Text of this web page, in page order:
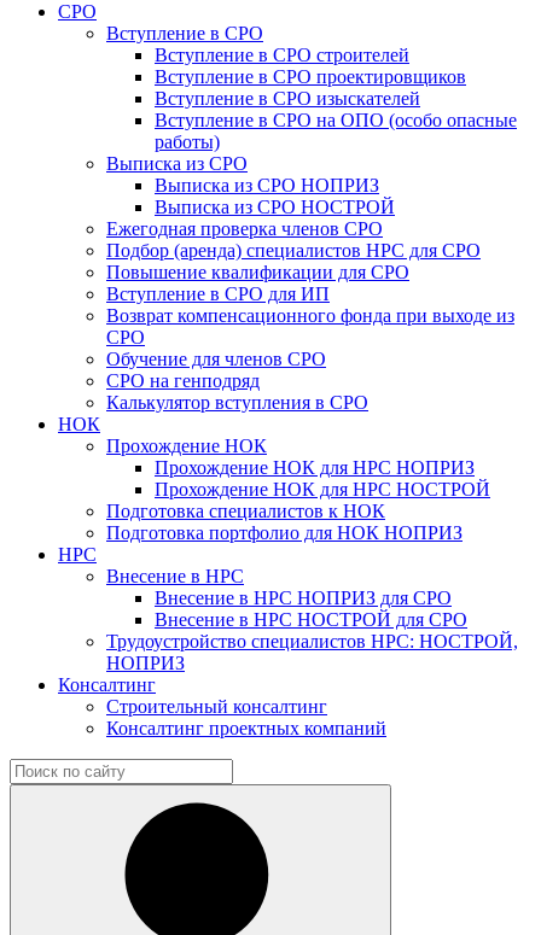
СРО
Вступление в СРО
Вступление в СРО строителей
Вступление в СРО проектировщиков
Вступление в СРО изыскателей
Вступление в СРО на ОПО (особо опасные
работы)
Выписка из СРО
Выписка из СРО НОПРИЗ
Выписка из СРО НОСТРОЙ
Ежегодная проверка членов СРО
Подбор (аренда) специалистов НРС для СРО
Повышение квалификации для СРО
Вступление в СРО для ИП
Возврат компенсационного фонда при выходе из
СРО
Обучение для членов СРО
СРО на генподряд
Калькулятор вступления в СРО
НОК
Прохождение НОК
Прохождение НОК для НРС НОПРИЗ
Прохождение НОК для НРС НОСТРОЙ
Подготовка специалистов к НОК
Подготовка портфолио для НОК НОПРИЗ
НРС
Внесение в НРС
Внесение в НРС НОПРИЗ для СРО
Внесение в НРС НОСТРОЙ для СРО
Трудоустройство специалистов НРС: НОСТРОЙ,
НОПРИЗ
Консалтинг
Строительный консалтинг
Консалтинг проектных компаний